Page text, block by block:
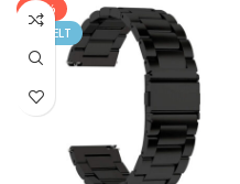
-40%
KIEMELT